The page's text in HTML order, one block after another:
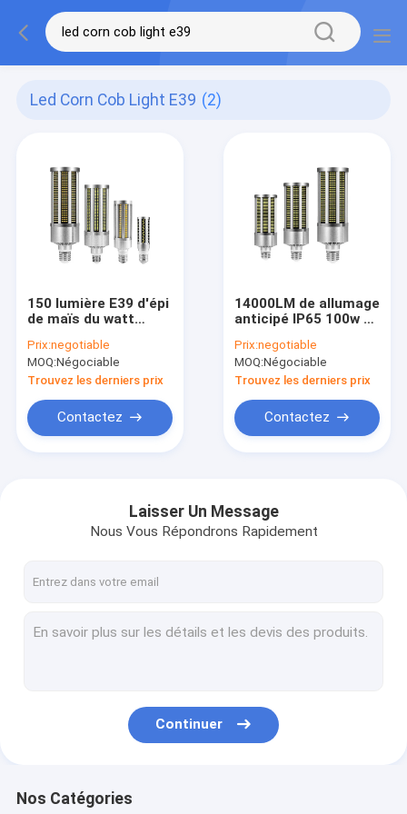
Led Corn Cob Light E39 (2)
150 lumière E39 d'épi
de maïs du watt
Prix:negotiable
MOQ:Négociable
Trouvez les derniers prix
Contactez
14000LM de allumage
anticipé IP65 100w a
de modification d'épi
de maïs anti-
déflagrantes
Prix:negotiable
MOQ:Négociable
Trouvez les derniers prix
Contactez
Laisser Un Message
Nous Vous Répondrons Rapidement
Continuer
Nos Catégories